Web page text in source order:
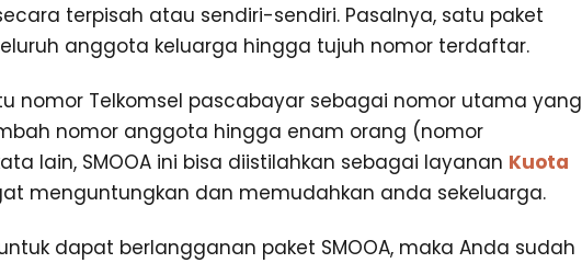
terpisah atau sendiri-sendiri. Pasalnya, satu paket
anggota keluarga hingga tujuh nomor terdaftar.
nomor Telkomsel pascabayar sebagai nomor utama yang
nomor anggota hingga enam orang (nomor
lain, SMOOA ini bisa diistilahkan sebagai layanan Kuota
menguntungkan dan memudahkan anda sekeluarga.
dapat berlangganan paket SMOOA, maka Anda sudah